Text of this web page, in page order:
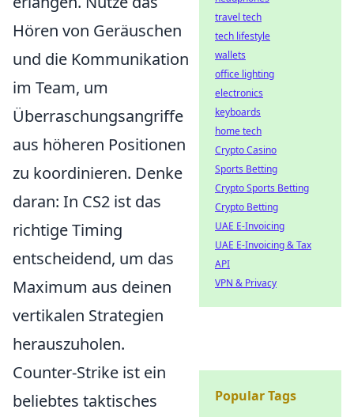
Hören von Geräuschen
und die Kommunikation
im Team, um
Überraschungsangriffe
aus höheren Positionen
zu koordinieren. Denke
daran: In CS2 ist das
richtige Timing
entscheidend, um das
Maximum aus deinen
vertikalen Strategien
herauszuholen.
Counter-Strike ist ein
beliebtes taktisches
travel tech
tech lifestyle
wallets
office lighting
electronics
keyboards
home tech
Crypto Casino
Sports Betting
Crypto Sports Betting
Crypto Betting
UAE E-Invoicing
UAE E-Invoicing & Tax
API
VPN & Privacy
Popular Tags